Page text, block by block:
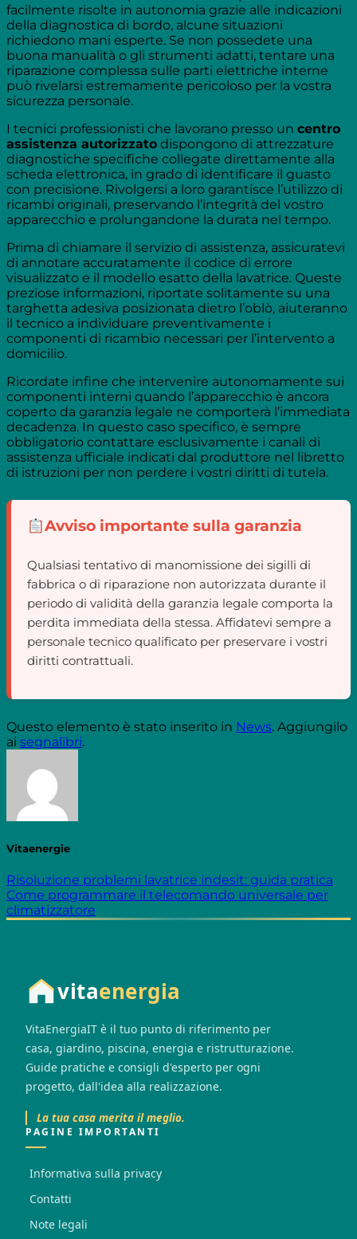
facilmente risolte in autonomia grazie alle indicazioni
della diagnostica di bordo, alcune situazioni
richiedono mani esperte. Se non possedete una
buona manualità o gli strumenti adatti, tentare una
riparazione complessa sulle parti elettriche interne
può rivelarsi estremamente pericoloso per la vostra
sicurezza personale.
I tecnici professionisti che lavorano presso un centro
assistenza autorizzato dispongono di attrezzature
diagnostiche specifiche collegate direttamente alla
scheda elettronica, in grado di identificare il guasto
con precisione. Rivolgersi a loro garantisce l’utilizzo di
ricambi originali, preservando l’integrità del vostro
apparecchio e prolungandone la durata nel tempo.
Prima di chiamare il servizio di assistenza, assicuratevi
di annotare accuratamente il codice di errore
visualizzato e il modello esatto della lavatrice. Queste
preziose informazioni, riportate solitamente su una
targhetta adesiva posizionata dietro l’oblò, aiuteranno
il tecnico a individuare preventivamente i
componenti di ricambio necessari per l’intervento a
domicilio.
Ricordate infine che intervenire autonomamente sui
componenti interni quando l’apparecchio è ancora
coperto da garanzia legale ne comporterà l’immediata
decadenza. In questo caso specifico, è sempre
obbligatorio contattare esclusivamente i canali di
assistenza ufficiale indicati dal produttore nel libretto
di istruzioni per non perdere i vostri diritti di tutela.
Avviso importante sulla garanzia
Qualsiasi tentativo di manomissione dei sigilli di
fabbrica o di riparazione non autorizzata durante il
periodo di validità della garanzia legale comporta la
perdita immediata della stessa. Affidatevi sempre a
personale tecnico qualificato per preservare i vostri
diritti contrattuali.
Questo elemento è stato inserito in News. Aggiungilo
ai segnalibri.
Vitaenergie
Risoluzione problemi lavatrice indesit: guida pratica
Come programmare il telecomando universale per
climatizzatore
vitaenergia
VitaEnergiaIT è il tuo punto di riferimento per
casa, giardino, piscina, energia e ristrutturazione.
Guide pratiche e consigli d'esperto per ogni
progetto, dall'idea alla realizzazione.
La tua casa merita il meglio.
PAGINE IMPORTANTI
Informativa sulla privacy
Contatti
Note legali